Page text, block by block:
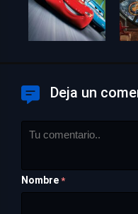
Deja un
Nombre *